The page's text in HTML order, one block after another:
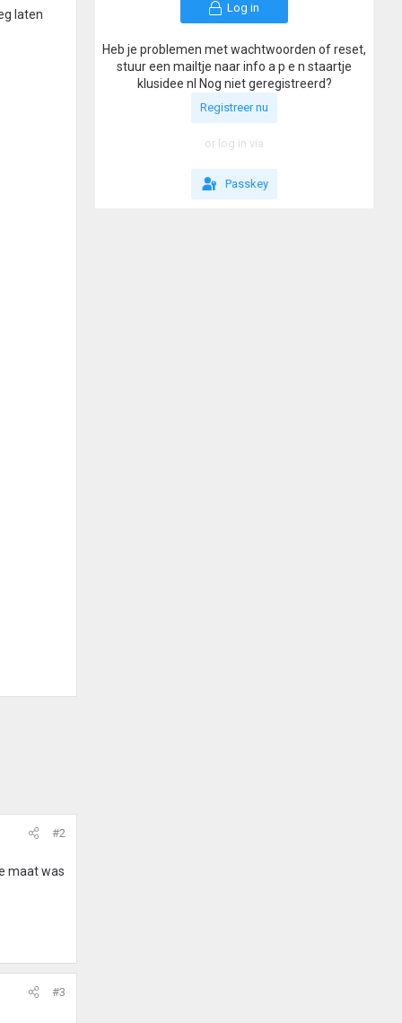
laten
#2
maat was
#3
Log in
Heb je problemen met wachtwoorden of reset,
stuur een mailtje naar info a p e n staartje
klusidee nl Nog niet geregistreerd?
Registreer nu
or log in via
Passkey